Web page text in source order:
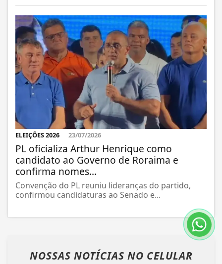
ELEIÇÕES 2026 23/07/2026
PL oficializa Arthur Henrique como
candidato ao Governo de Roraima e
confirma nomes...
Convenção do PL reuniu lideranças do partido,
confirmou candidaturas ao Senado e...
NOSSAS NOTÍCIAS NO CELULAR